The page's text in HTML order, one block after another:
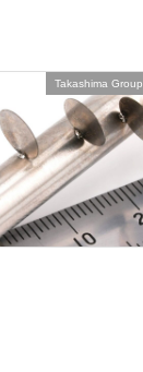
Takashima Group